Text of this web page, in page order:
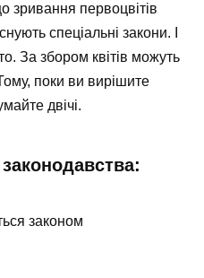
зривання первоцвітів
спеціальні закони. І
За збором квітів можуть
поки ви вирішите
двічі.
законом